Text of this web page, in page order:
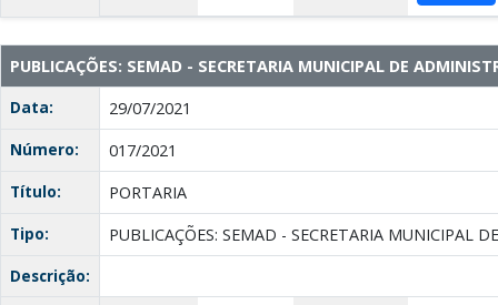
PUBLICAÇÕES: SEMAD - SECRETARIA MUNICIPAL DE
Data:
29/07/2021
Número:
017/2021
Título:
PORTARIA
Tipo:
PUBLICAÇÕES: SEMAD - SECRETARIA MUNICIPAL
Descrição: